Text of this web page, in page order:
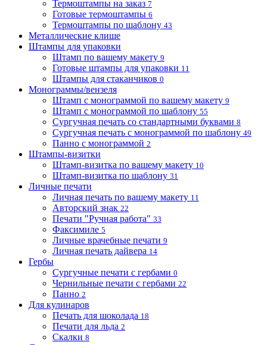
Термоштампы на заказ 7
Готовые термоштампы 6
Термоштампы по шаблону 43
Металлические клише
Штампы для упаковки
Штамп по вашему макету 9
Готовые штампы для упаковки 11
Штампы для стаканчиков 0
Монограммы/вензеля
Штамп с монограммой по вашему макету 9
Штамп с монограммой по шаблону 55
Сургучная печать со стандартными буквами 8
Сургучная печать с монограммой по шаблону 49
Панно с монограммой 2
Штампы-визитки
Штамп-визитка по вашему макету 10
Штамп-визитка по шаблону 31
Личные печати
Личная печать по вашему макету 11
Авторский знак 22
Печати "Ручная работа" 33
Факсимиле 5
Личные врачебные печати 9
Личная печать дайвера 14
Гербы
Сургучные печати с гербами 0
Чернильные печати с гербами 22
Панно 2
Для кулинаров
Печать для шоколада 18
Печати для льда 2
Скалки 8